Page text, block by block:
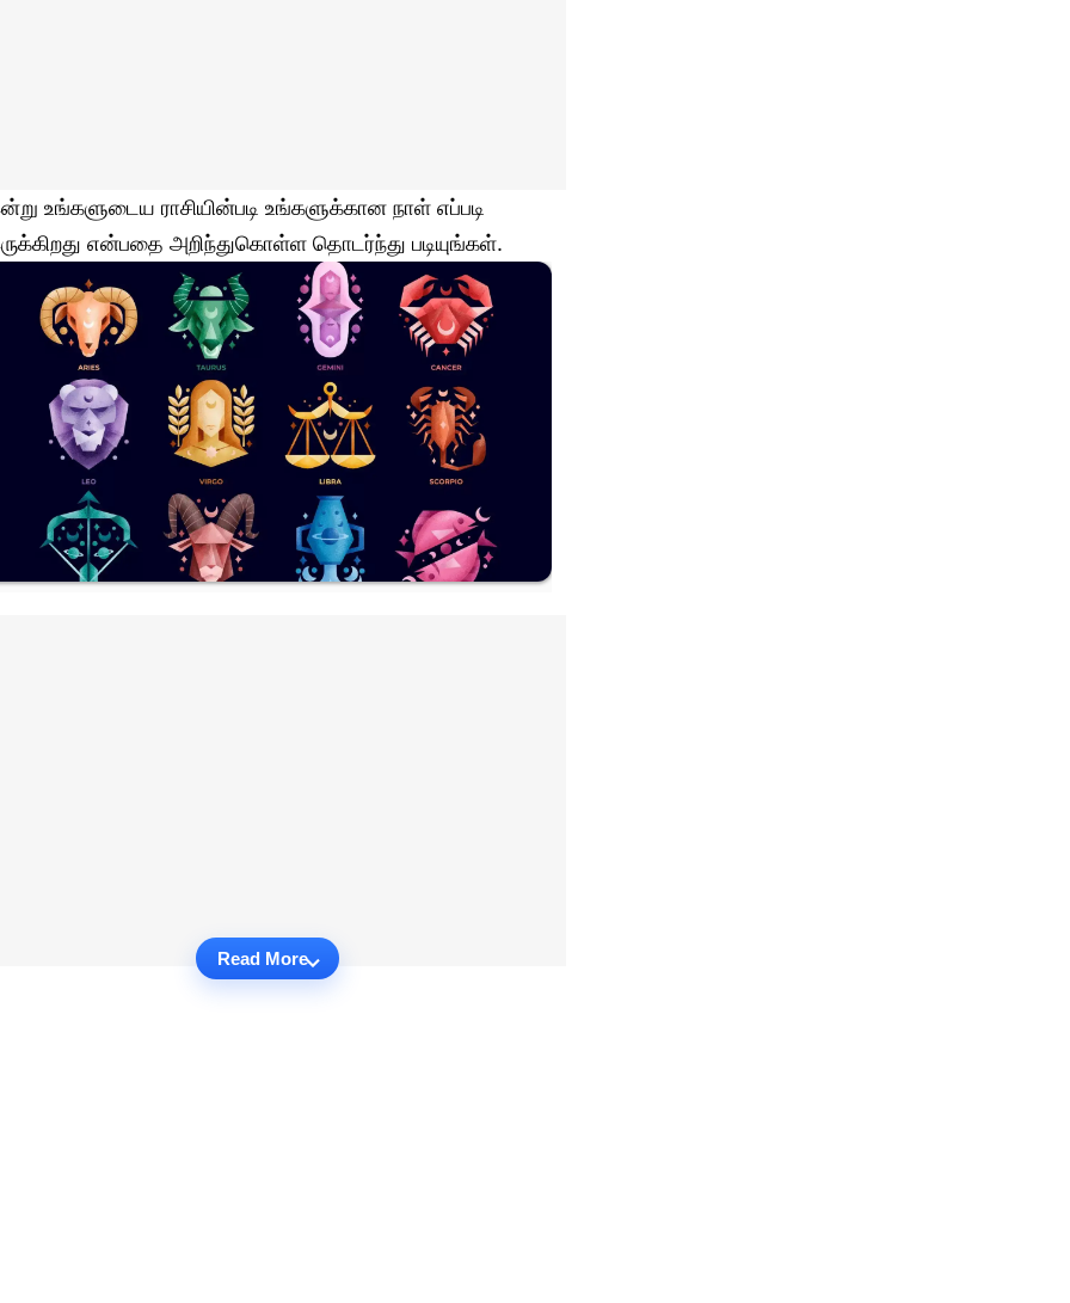
உங்களுடைய ராசியின்படி உங்களுக்கான நாள் எப்படி
என்பதை அறிந்துகொள்ள தொடர்ந்து படியுங்கள்.
Read More